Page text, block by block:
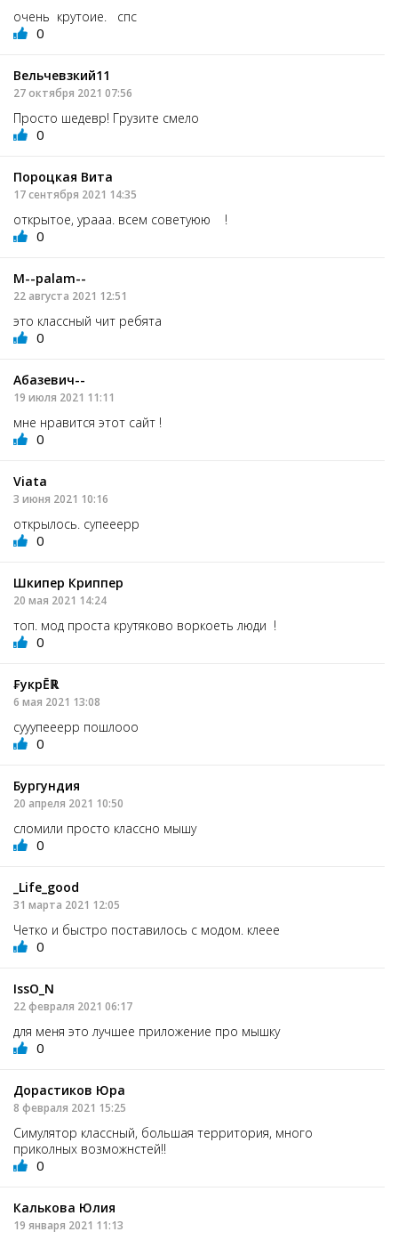
очень крутоие. спс
0
Вельчевзкий11
27 октября 2021 07:56
Просто шедевр! Грузите смело
0
Пороцкая Вита
17 сентября 2021 14:35
открытое, урааа. всем советуюю !
0
M--palam--
22 августа 2021 12:51
это классный чит ребята
0
Абазевич--
19 июля 2021 11:11
мне нравится этот сайт !
0
Viata
3 июня 2021 10:16
открылось. супееерр
0
Шкипер Криппер
20 мая 2021 14:24
топ. мод проста крутяково воркоеть люди !
0
₣укрĒℝ
6 мая 2021 13:08
сууупееерр пошлооо
0
Бургундия
20 апреля 2021 10:50
сломили просто классно мышу
0
_Life_good
31 марта 2021 12:05
Четко и быстро поставилось с модом. клеее
0
IssO_N
22 февраля 2021 06:17
для меня это лучшее приложение про мышку
0
Дорастиков Юра
8 февраля 2021 15:25
Симулятор классный, большая территория, много
приколных возможнстей!!
0
Калькова Юлия
19 января 2021 11:13